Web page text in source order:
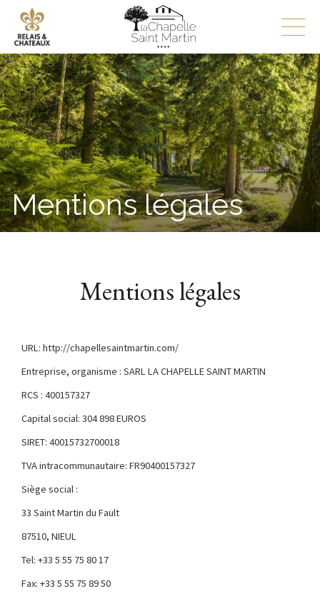
Mentions légales
Mentions légales
URL: http://chapellesaintmartin.com/
Entreprise, organisme : SARL LA CHAPELLE SAINT MARTIN
RCS : 400157327
Capital social: 304 898 EUROS
SIRET: 40015732700018
TVA intracommunautaire: FR90400157327
Siège social :
33 Saint Martin du Fault
87510, NIEUL
Tel: +33 5 55 75 80 17
Fax: +33 5 55 75 89 50